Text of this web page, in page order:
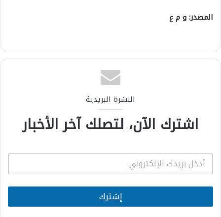
المصدر: و م ع
النشرة البريدية
اشترك الآن، لتصلك آخر الأخبار
E
a
i
* إشترك